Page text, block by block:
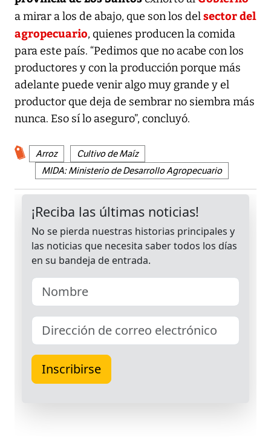
a mirar a los de abajo, que son los delsector del
agropecuario, quienes producen la comida
para este país. “Pedimos que no acabe con los
productores y con la producción porque más
adelante puede venir algo muy grande y el
productor que deja de sembrar no siembra más
nunca. Eso sí lo aseguro”, concluyó.
Arroz
Cultivo de Maíz
MIDA: Ministerio de Desarrollo Agropecuario